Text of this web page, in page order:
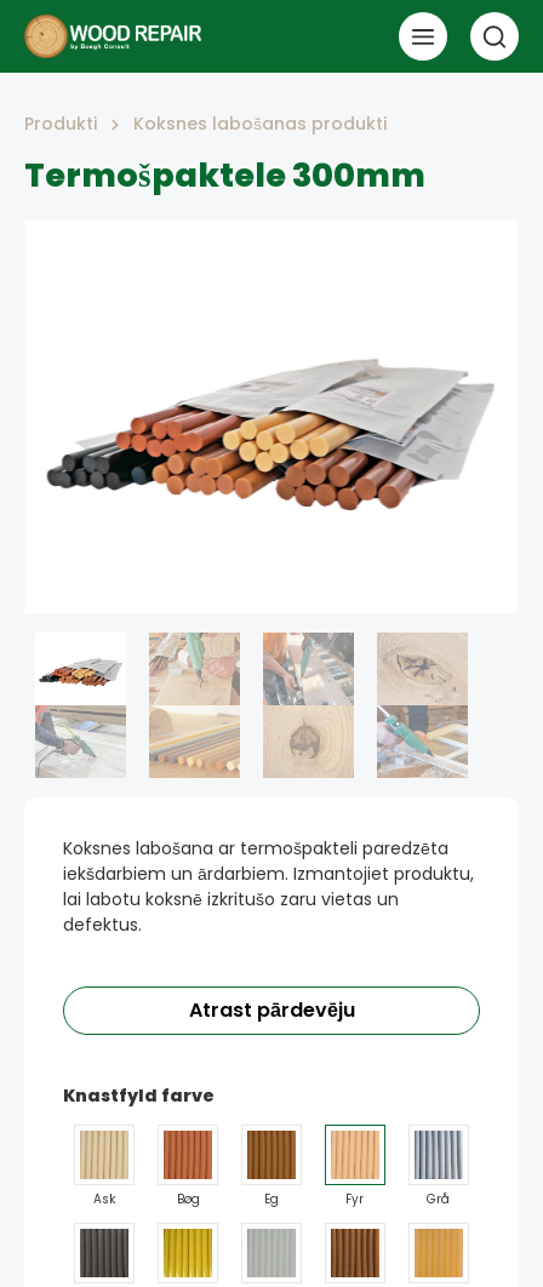
Produkti Koksnes labošanas produkti
Termošpaktele 300mm
Koksnes labošana ar termošpakteli paredzēta
iekšdarbiem un ārdarbiem. Izmantojiet produktu,
lai labotu koksnē izkritušo zaru vietas un
defektus.
Atrast pārdevēju
Knastfyld farve
Ask Bøg Eg Fyr Grå